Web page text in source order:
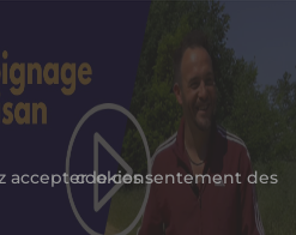
Veuillez accepter le consentement des cookies